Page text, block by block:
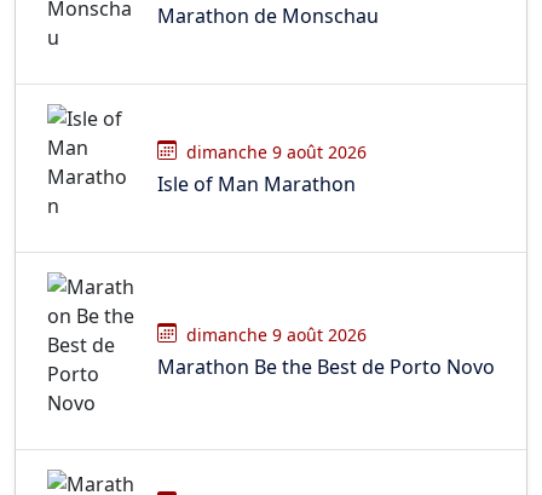
Marathon de Monschau
dimanche 9 août 2026
Isle of Man Marathon
dimanche 9 août 2026
Marathon Be the Best de Porto Novo